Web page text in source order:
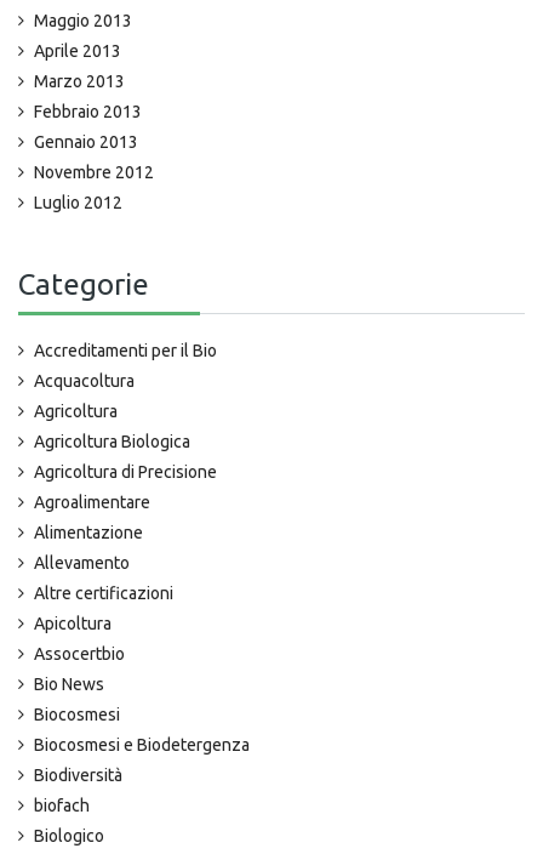
Maggio 2013
Aprile 2013
Marzo 2013
Febbraio 2013
Gennaio 2013
Novembre 2012
Luglio 2012
Categorie
Accreditamenti per il Bio
Acquacoltura
Agricoltura
Agricoltura Biologica
Agricoltura di Precisione
Agroalimentare
Alimentazione
Allevamento
Altre certificazioni
Apicoltura
Assocertbio
Bio News
Biocosmesi
Biocosmesi e Biodetergenza
Biodiversità
biofach
Biologico